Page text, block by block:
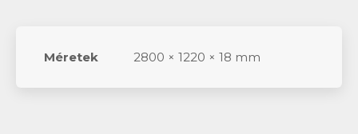
Méretek 2800 × 1220 × 18 mm